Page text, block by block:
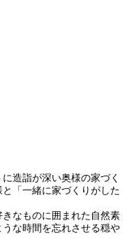
造詣が深い奥様の家づく
「一緒に家づくりがした
なものに囲まれた自然素
な時間を忘れさせる穏や